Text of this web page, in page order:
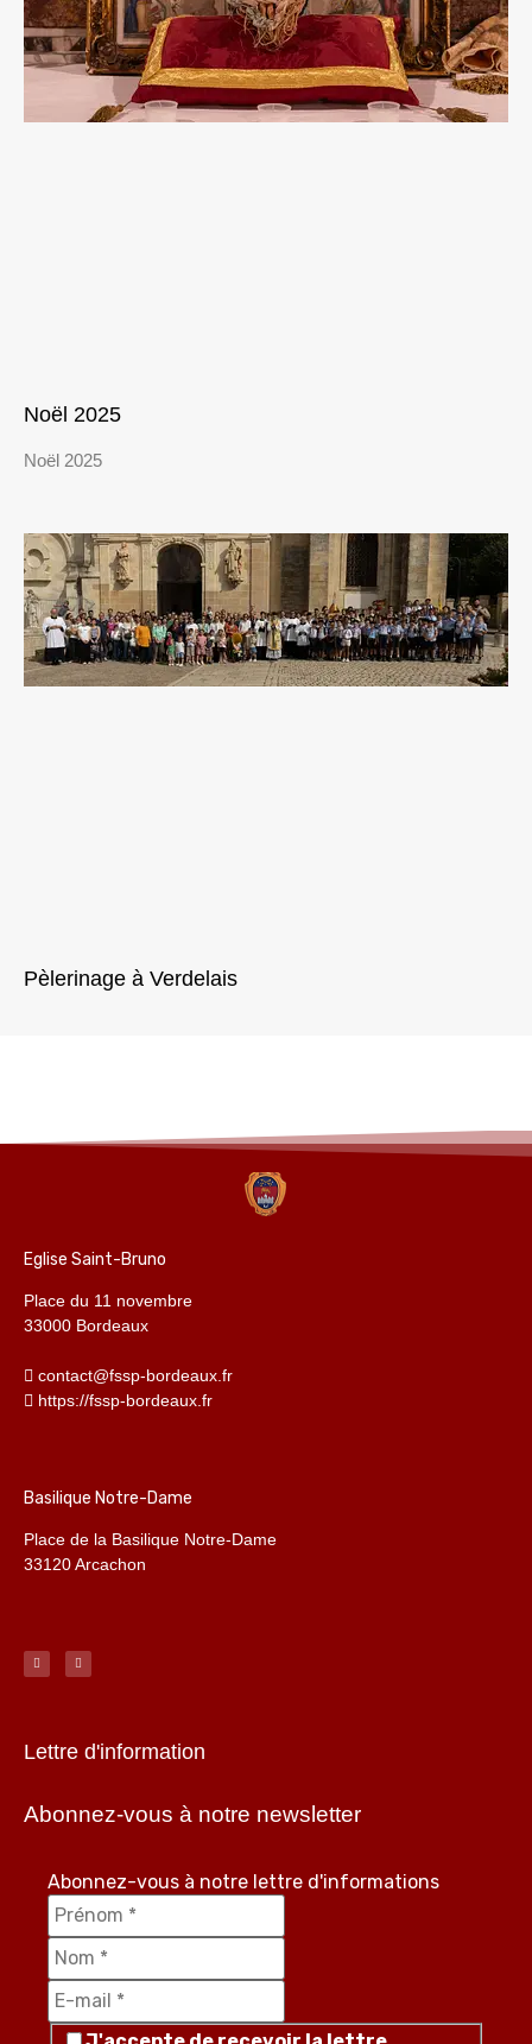
Noël 2025
Noël 2025
Pèlerinage à Verdelais
Eglise Saint-Bruno
Place du 11 novembre
33000 Bordeaux
contact@fssp-bordeaux.fr
https://fssp-bordeaux.fr
Basilique Notre-Dame
Place de la Basilique Notre-Dame
33120 Arcachon
Lettre d'information
Abonnez-vous à notre newsletter
Abonnez-vous à notre lettre d'informations